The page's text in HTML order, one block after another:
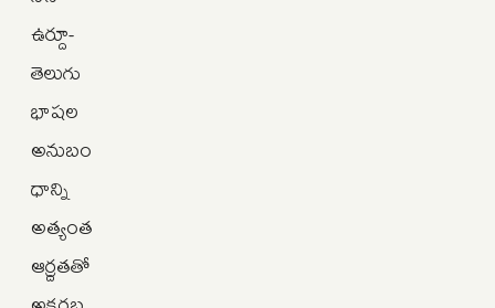
ఉర్దూ-
తెలుగు
భాషల
అనుబం
ధాన్ని
అత్యంత
ఆర్ద్రతతో